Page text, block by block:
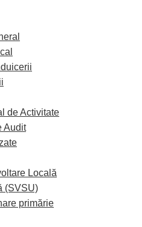
de Activitate
Audit
Locală
(SVSU)
primărie